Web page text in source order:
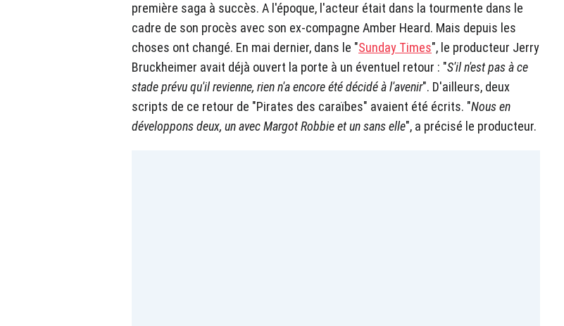
première saga à succès. A l'époque, l'acteur était dans la tourmente dans le
cadre de son procès avec son ex-compagne Amber Heard. Mais depuis les
choses ont changé. En mai dernier, dans le "Sunday Times", le producteur Jerry
Bruckheimer avait déjà ouvert la porte à un éventuel retour : "S'il n'est pas à ce
stade prévu qu'il revienne, rien n'a encore été décidé à l'avenir". D'ailleurs, deux
scripts de ce retour de "Pirates des caraïbes" avaient été écrits. "Nous en
développons deux, un avec Margot Robbie et un sans elle", a précisé le producteur.